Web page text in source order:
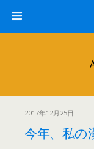
2017年12月25日
今年、私の